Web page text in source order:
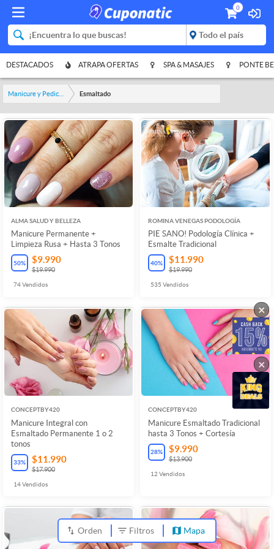
0
DESTACADOS ATRAPA OFERTAS SPA & MASAJES PONTE
Esmaltado
ALMA SALUD Y BELLEZA
Manicure Permanente +
Limpieza Rusa + Hasta 3 Tonos
50% $9.990
$19.990
74Vendidos
ROMINA VENEGAS PODOLOGÍA
PIE SANO! Podología Clínica +
Esmalte Tradicional
40% $11.990
$19.990
535 Vendidos
CONCEPTBY420
Manicure Integral con
Esmaltado Permanente 1 o 2
tonos
33% $11.990
$17.900
14Vendidos
CONCEPTBY420
Manicure Esmaltado Tradicional
hasta 3 Tonos + Cortesía
28% $9.990
$13.900
12 Vendidos
Orden Filtros Mapa
×
×